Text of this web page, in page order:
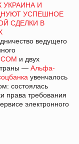
УКРАИНА И
УСПЕШНОЕ
СДЕЛКИ В
ведущего
и двух
— Альфа-
увенчалось
состоялась
права требования
электронного